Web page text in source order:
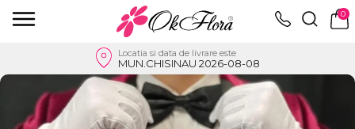
0
Locatia si data de livrare este
MUN.CHISINAU 2026-08-08